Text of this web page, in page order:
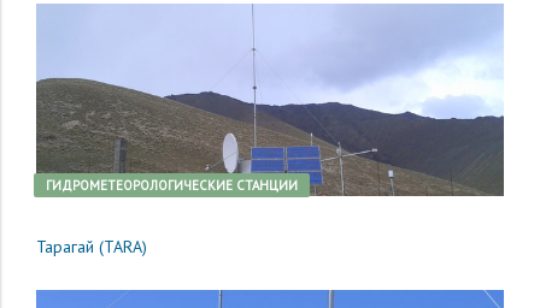
ГИДРОМЕТЕОРОЛОГИЧЕСКИЕ СТАНЦИИ
Тарагай (TARA)